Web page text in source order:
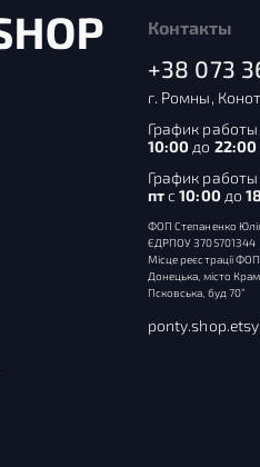
Контакты
+38 073
г. Ромны,
График
10:00 до 22:00
График
птс10:00до
ФОП Степаненко
ЄДРПОУ 3705701344
Місце реєстрації
Донецька, місто
Псковська, буд 70”